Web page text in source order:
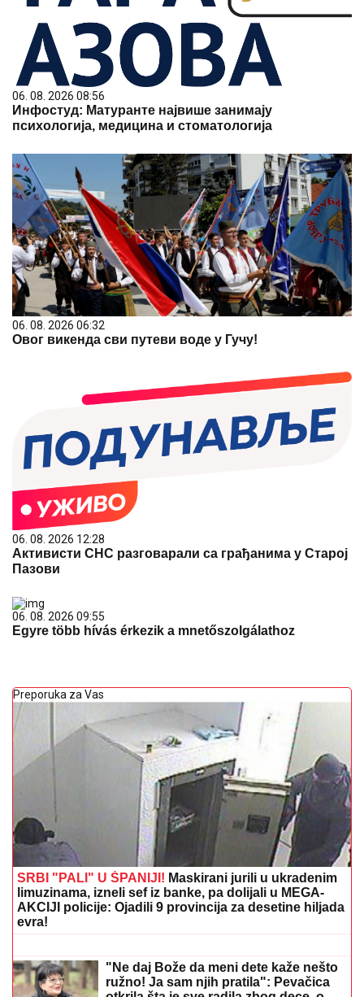
06. 08. 2026 08:56
Инфостуд: Матуранте највише занимају
психологија, медицина и стоматологија
06. 08. 2026 06:32
Овог викенда сви путеви воде у Гучу!
06. 08. 2026 12:28
Активисти СНС разговарали са грађанима у Старој
Пазови
06. 08. 2026 09:55
Egyre több hívás érkezik a mnetőszolgálathoz
Preporuka za Vas
SRBI "PALI" U ŠPANIJI! Maskirani jurili u ukradenim
limuzinama, izneli sef iz banke, pa dolijali u MEGA-
AKCIJI policije: Ojadili 9 provincija za desetine hiljada
evra!
ĆERKU:Evo zbog čega je Esma
Redžepova usvajala samo dečake,
pred smrt donela neočekivanu odluku